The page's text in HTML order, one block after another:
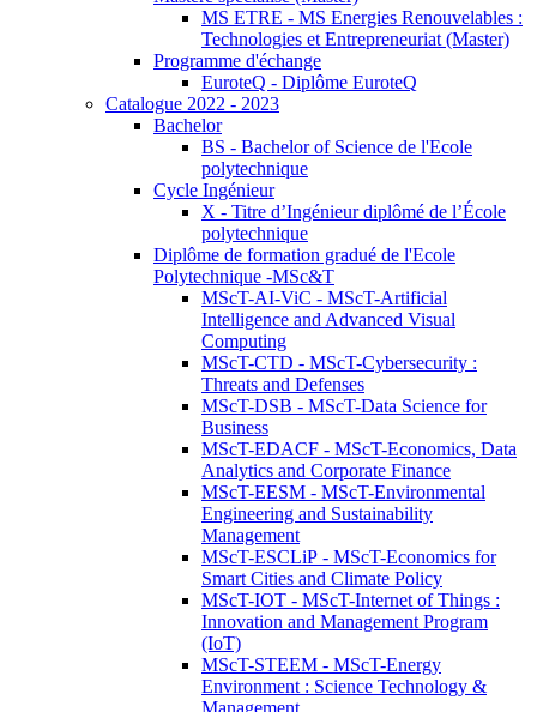
MS ETRE - MS Energies Renouvelables :
Technologies et Entrepreneuriat (Master)
Programme d'échange
EuroteQ - Diplôme EuroteQ
Catalogue 2022 - 2023
Bachelor
BS - Bachelor of Science de l'Ecole
polytechnique
Cycle Ingénieur
X - Titre d’Ingénieur diplômé de l’École
polytechnique
Diplôme de formation gradué de l'Ecole
Polytechnique -MSc&T
MScT-AI-ViC - MScT-Artificial
Intelligence and Advanced Visual
Computing
MScT-CTD - MScT-Cybersecurity :
Threats and Defenses
MScT-DSB - MScT-Data Science for
Business
MScT-EDACF - MScT-Economics, Data
Analytics and Corporate Finance
MScT-EESM - MScT-Environmental
Engineering and Sustainability
Management
MScT-ESCLiP - MScT-Economics for
Smart Cities and Climate Policy
MScT-IOT - MScT-Internet of Things :
Innovation and Management Program
(IoT)
MScT-STEEM - MScT-Energy
Environment : Science Technology &
Management